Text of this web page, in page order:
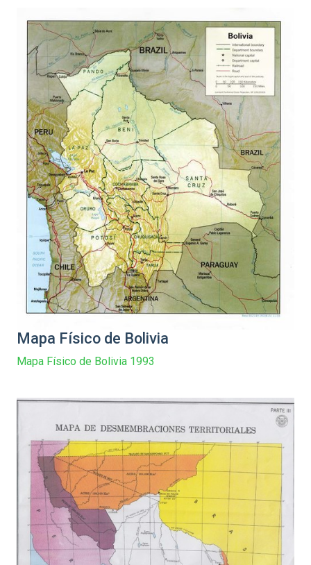
Mapa Físico de Bolivia
Mapa Físico de Bolivia 1993